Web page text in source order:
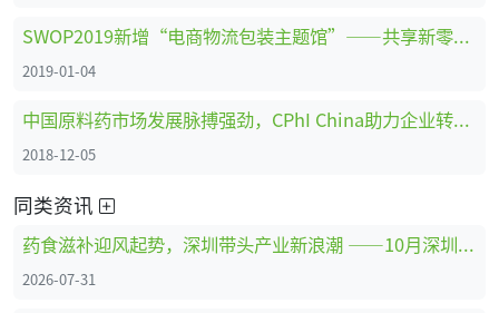
SWOP2019新增“电商物流包装主题馆”——共享新零售时代商机
2019-01-04
中国原料药市场发展脉搏强劲，CPhI China助力企业转型创新、全面升级 ！
2018-12-05
同类资讯
药食滋补迎风起势，深圳带头产业新浪潮 ——10月深圳HNC健康营养展药食滋补展区亮点抢先看
2026-07-31